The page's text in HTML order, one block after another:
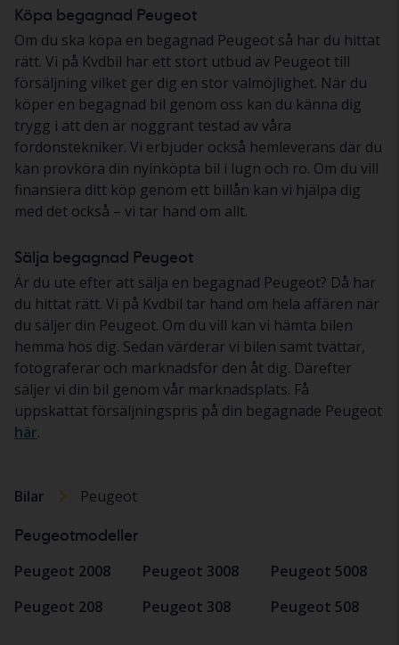
Köpa begagnad Peugeot
Om du ska köpa en begagnad Peugeot så har du hittat
rätt. Vi på Kvdbil har ett stort utbud av Peugeot till
försäljning vilket ger dig en stor valmöjlighet. När du
köper en begagnad bil genom oss kan du känna dig
trygg i att den är noggrant testad av våra
fordonstekniker. Vi erbjuder också hemleverans där du
kan provköra din nyinköpta bil i lugn och ro. Om du vill
finansiera ditt köp genom ett billån kan vi hjälpa dig
med det också – vi tar hand om allt.
Sälja begagnad Peugeot
Är du ute efter att sälja en begagnad Peugeot? Då har
du hittat rätt. Vi på Kvdbil tar hand om hela affären när
du säljer din Peugeot. Om du vill kan vi hämta bilen
hemma hos dig. Sedan värderar vi bilen samt tvättar,
fotograferar och marknadsför den åt dig. Därefter
säljer vi din bil genom vår marknadsplats. Få
uppskattat försäljningspris på din begagnade Peugeot
här.
Bilar Peugeot
Peugeotmodeller
Peugeot 2008
Peugeot 208
Peugeot 3008
Peugeot 308
Peugeot 5008
Peugeot 508